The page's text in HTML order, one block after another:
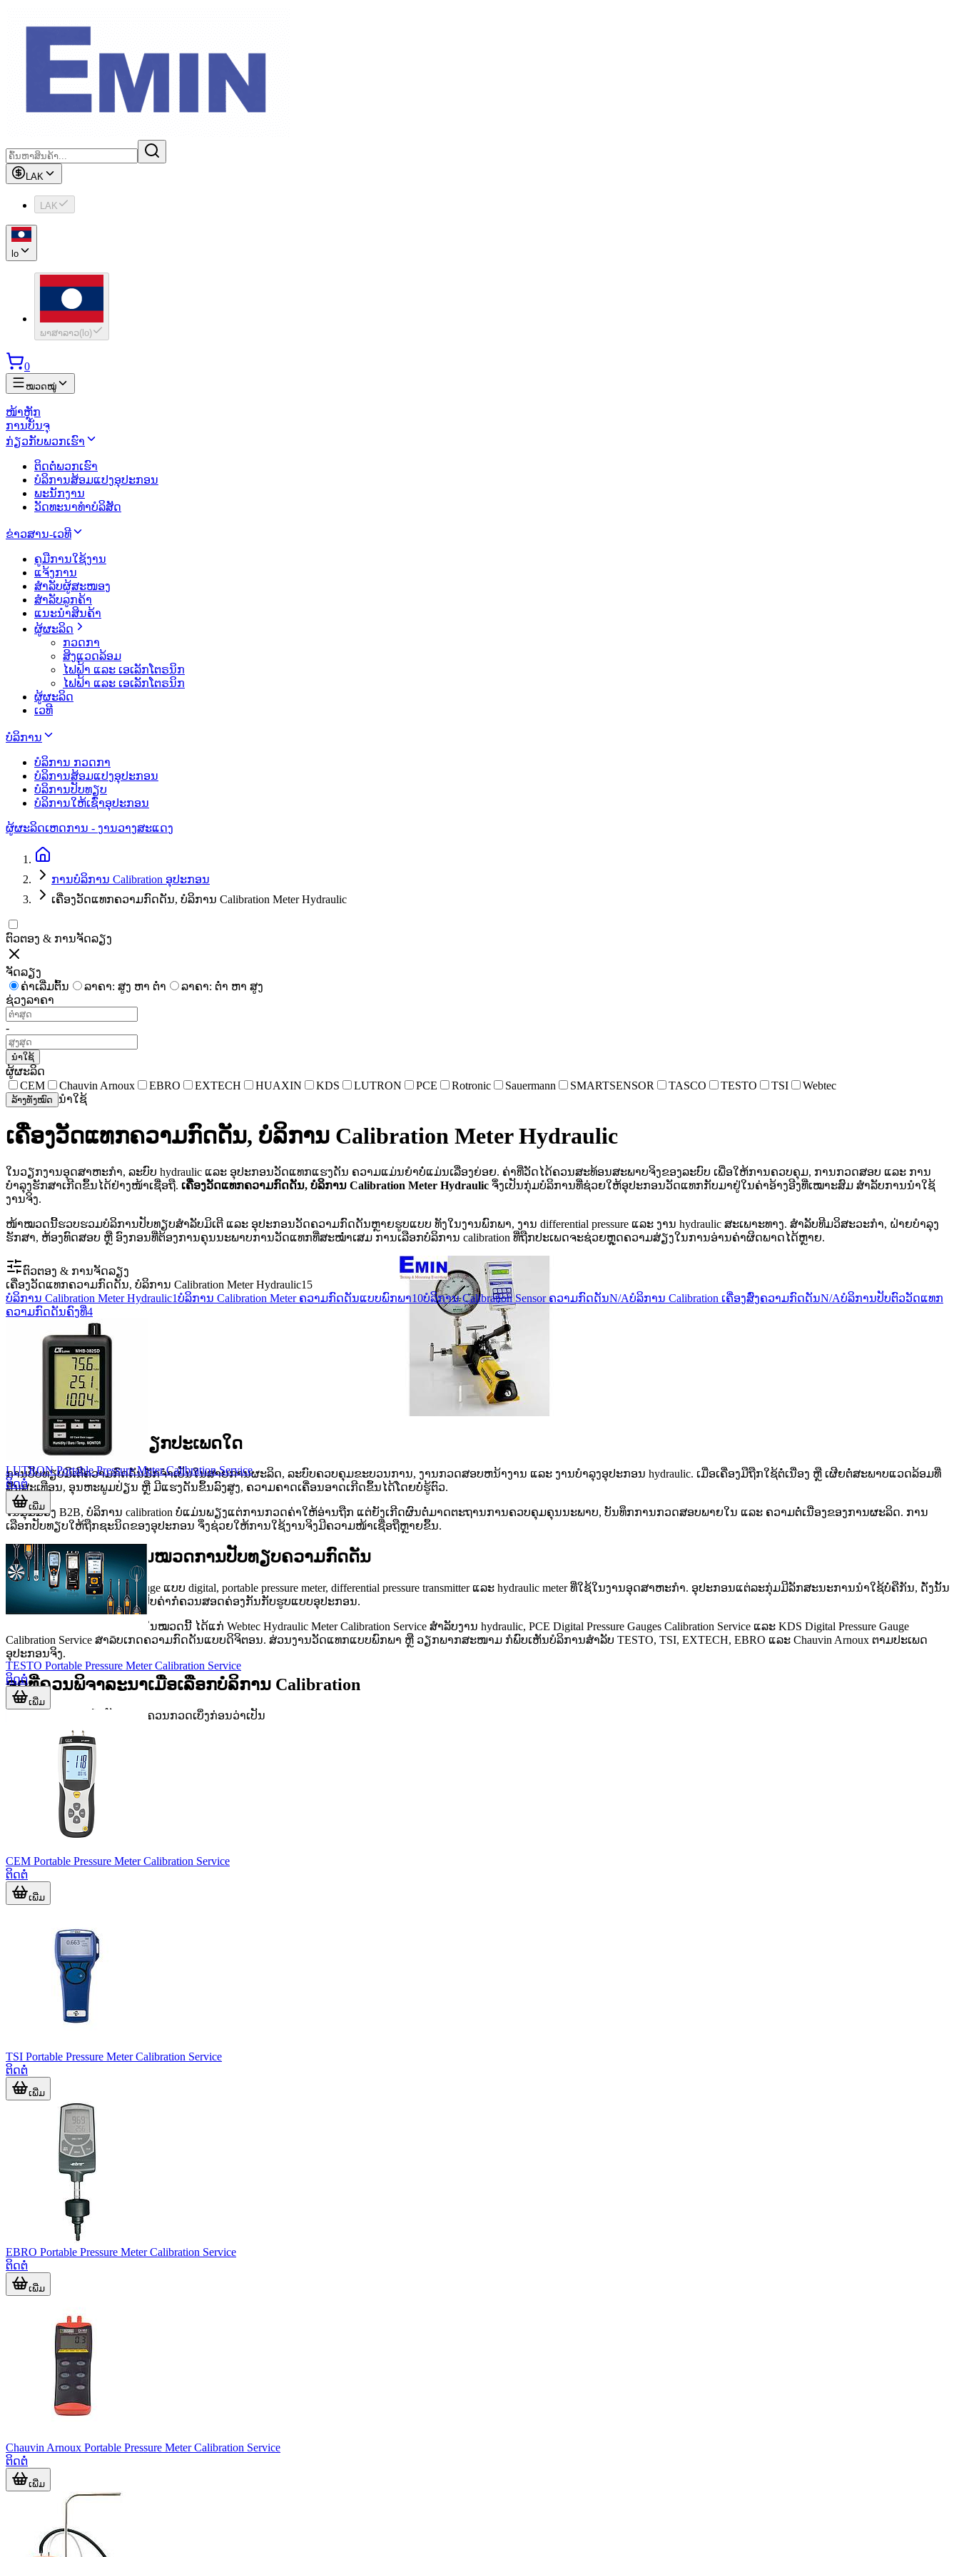
LAK
LAK
lo
ພາສາລາວ( lo)
0
ໝວດໝູ່
ໜ້າຫຼັກ
ການບັນຈຸ
ກ່ຽວກັບພວກເຮົາ
ຕິດຕໍ່ພວກເຮົາ
ບໍລິການສ້ອມແປງອຸປະກອນ
ພະນັກງານ
ວັດທະນາທຳບໍລິສັດ
ຂ່າວສານ-ເວທີ
ຄູມືການໃຊ້ງານ
ແຈ້ງການ
ສຳລັບຜູ້ສະໜອງ
ສຳລັບລູກຄ້າ
ແນະນຳສິນຄ້າ
ຜູ້ຜະລິດ
ກວດກາ
ສິງແວດລ້ອມ
ໄຟຟ້າ ແລະ ເອເລັກໂຕຣນິກ
ໄຟຟ້າ ແລະ ເອເລັກໂຕຣນິກ
ຜູ້ຜະລິດ
ເວທີ
ບໍລິການ
ບໍລິການ ກວດກາ
ບໍລິການສ້ອມແປງອຸປະກອນ
ບໍລິການປັບທຽບ
ບໍລິການໃຫ້ເຊົ່າອຸປະກອນ
ຜູ້ຜະລິດເຫດການ - ງານວາງສະແດງ
ການບໍລິການ Calibration ອຸປະກອນ
ເຄື່ອງວັດແທກຄວາມກົດດັນ, ບໍລິການ Calibration Meter Hydraulic
ຕົວຕອງ & ການຈັດລຽງ
ຈັດລຽງ
ຄ່າເລີ່ມຕົ້ນ
ລາຄາ: ສູງ ຫາ ຕໍ່າ
ລາຄາ: ຕໍ່າ ຫາ ສູງ
ຊ່ວງລາຄາ
-
ນຳໃຊ້
ຜູ້ຜະລິດ
CEM
Chauvin Arnoux EBRO EXTECH HUAXIN KDS LUTRON PCE Rotronic Sauermann SMARTSENSOR TASCO TESTO TSI Webtec
ລ້າງທັງໝົດ ນຳໃຊ້
ເຄື່ອງວັດແທກຄວາມກົດດັນ, ບໍລິການ Calibration Meter Hydraulic
ໃນວຽກງານອຸດສາຫະກຳ, ລະບົບ hydraulic ແລະ ອຸປະກອນວັດແທກແຮງດັນ ຄວາມແມ່ນຍຳບໍ່ແມ່ນເລື່ອງຍ່ອຍ. ຄ່າທີ່ວັດໄດ້ຄວນສະທ້ອນສະພາບຈິງຂອງລະບົບ ເພື່ອໃຫ້ການຄວບຄຸມ, ການກວດສອບ ແລະ ການ
ບຳລຸງຮັກສາເກີດຂຶ້ນໄດ້ຢ່າງໜ້າເຊື່ອຖື. ເຄື່ອງວັດແທກຄວາມກົດດັນ, ບໍລິການ Calibration Meter Hydraulic ຈຶ່ງເປັນກຸ່ມບໍລິການທີ່ຊ່ວຍໃຫ້ອຸປະກອນວັດແທກກັບມາຢູ່ໃນຄ່າອ້າງອີງທີ່ເໝາະສົມ ສຳລັບການນຳໃຊ້
ງານຈິງ.
ໜ້າໝວດນີ້ຮວບຮວມບໍລິການປັບທຽບສຳລັບມິເຕີ ແລະ ອຸປະກອນວັດຄວາມກົດດັນຫຼາຍຮູບແບບ ທັງໃນງານພົກພາ, ງານ differential pressure ແລະ ງານ hydraulic ສະເພາະທາງ. ສຳລັບທີມວິສະວະກຳ, ຝ່າຍບຳລຸງ
ຮັກສາ, ຫ້ອງທົດສອບ ຫຼື ອົງກອນທີ່ຕ້ອງການຄຸນນະພາບການວັດແທກທີ່ສະໝ່ຳເສມ ການເລືອກບໍລິການ calibration ທີ່ຖືກປະເພດຈະຊ່ວຍຫຼຸດຄວາມສ່ຽງໃນການອ່ານຄ່າຜິດພາດໄດ້ຫຼາຍ.
ບໍລິການນີ້ເໝາະກັບວຽກປະເພດໃດ
ການປັບທຽບມິເຕີຄວາມກົດດັນມັກຈຳເປັນໃນສາຍການຜະລິດ, ລະບົບຄວບຄຸມຂະບວນການ, ງານກວດສອບຫນ້າງານ ແລະ ງານບຳລຸງອຸປະກອນ hydraulic. ເມື່ອເຄື່ອງມືຖືກໃຊ້ຕໍ່ເນື່ອງ ຫຼື ເຜີຍຕໍ່ສະພາບແວດລ້ອມທີ່
ສັ່ນສະເທືອນ, ອຸນຫະພູມປ່ຽນ ຫຼື ມີແຮງດັນຂຶ້ນລົງສູງ, ຄວາມຄາດເຄື່ອນອາດເກີດຂຶ້ນໄດ້ໂດຍບໍ່ຮູ້ຕົວ.
ໃນມຸມມອງ B2B, ບໍລິການ calibration ບໍ່ແມ່ນພຽງແຕ່ການກວດຄ່າໃຫ້ອ່ານຖືກ ແຕ່ຍັງເກີດຜົນຕໍ່ມາດຕະຖານການຄວບຄຸມຄຸນນະພາບ, ບັນທຶກການກວດສອບພາຍໃນ ແລະ ຄວາມຕໍ່ເນື່ອງຂອງການຜະລິດ. ການ
ເລືອກປັບທຽບໃຫ້ຖືກຊະນິດຂອງອຸປະກອນ ຈຶ່ງຊ່ວຍໃຫ້ການໃຊ້ງານຈິງມີຄວາມໜ້າເຊື່ອຖືຫຼາຍຂຶ້ນ.
ຂອບເຂດອຸປະກອນໃນໝວດການປັບທຽບຄວາມກົດດັນ
ໝວດນີ້ຄອບຄຸມທັງ pressure gauge ແບບ digital, portable pressure meter, differential pressure transmitter ແລະ hydraulic meter ທີ່ໃຊ້ໃນງານອຸດສາຫະກຳ. ອຸປະກອນແຕ່ລະກຸ່ມມີລັກສະນະການນຳໃຊ້ບໍ່ຄືກັນ, ດັ່ງນັ້ນ
ແນວທາງການກວດ ແລະ ການປັບຄ່າກໍຄວນສອດຄ່ອງກັນກັບຮູບແບບອຸປະກອນ.
ຕົວຢ່າງບໍລິການທີ່ຖືກນຳສະເໜີໃນໝວດນີ້ ໄດ້ແກ່ Webtec Hydraulic Meter Calibration Service ສຳລັບງານ hydraulic, PCE Digital Pressure Gauges Calibration Service ແລະ KDS Digital Pressure Gauge
Calibration Service ສຳລັບເກດຄວາມກົດດັນແບບດິຈິຕອນ. ສ່ວນງານວັດແທກແບບພົກພາ ຫຼື ວຽກພາກສະໜາມ ກໍພົບເຫັນບໍລິການສຳລັບ TESTO, TSI, EXTECH, EBRO ແລະ Chauvin Arnoux ຕາມປະເພດ
ອຸປະກອນຈິງ.
ຈຸດທີ່ຄວນພິຈາລະນາເມື່ອເລືອກບໍລິການ Calibration
ກ່ອນສົ່ງອຸປະກອນເຂົ້າປັບທຽບ, ຄວນກວດເບິ່ງກ່ອນວ່າເປັນ
ຕົວຕອງ & ການຈັດລຽງ
ເຄື່ອງວັດແທກຄວາມກົດດັນ, ບໍລິການ Calibration Meter Hydraulic15
ບໍລິການ Calibration Meter Hydraulic1ບໍລິການ Calibration Meter ຄວາມກົດດັນແບບພົກພາ10ບໍລິການ Calibration Sensor ຄວາມກົດດັນN/Aບໍລິການ Calibration ເຄື່ອງສົ່ງຄວາມກົດດັນN/Aບໍລິການປັບຕົວວັດແທກ
ຄວາມກົດດັນຄົງທີ່4
LUTRON Portable Pressure Meter Calibration Service
ຕິດຕໍ່
ເພີ່ມ
TESTO Portable Pressure Meter Calibration Service
ຕິດຕໍ່
ເພີ່ມ
CEM Portable Pressure Meter Calibration Service
ຕິດຕໍ່
ເພີ່ມ
TSI Portable Pressure Meter Calibration Service
ຕິດຕໍ່
ເພີ່ມ
EBRO Portable Pressure Meter Calibration Service
ຕິດຕໍ່
ເພີ່ມ
Chauvin Arnoux Portable Pressure Meter Calibration Service
ຕິດຕໍ່
ເພີ່ມ